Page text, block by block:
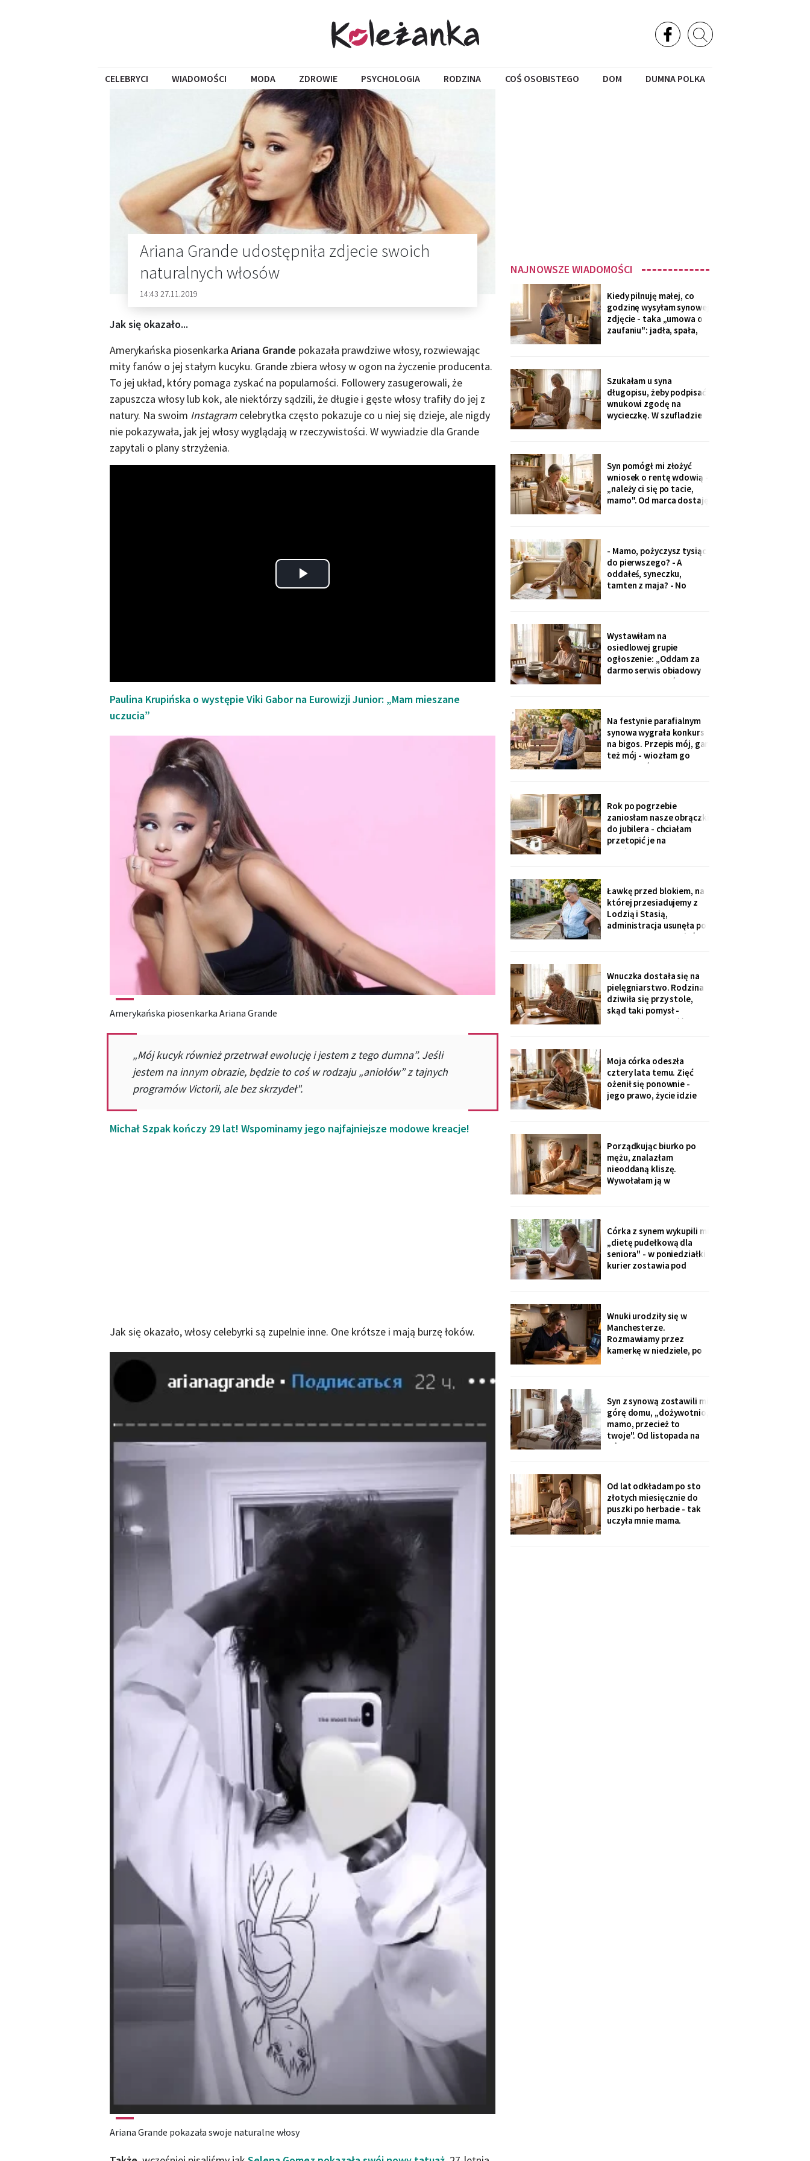
CELEBRYCI WIADOMOŚCI MODA ZDROWIE PSYCHOLOGIA RODZINA COŚ OSOBISTEGO DOM DUMNA POLKA
Ariana Grande udostępniła zdjecie swoich
naturalnych włosów
14:43 27.11.2019
Jak się okazało...
Amerykańska piosenkarka Ariana Grande pokazała prawdziwe włosy, rozwiewając
mity fanów o jej stałym kucyku. Grande zbiera włosy w ogon na życzenie producenta.
To jej układ, który pomaga zyskać na popularności. Followery zasugerowali, że
zapuszcza włosy lub kok, ale niektórzy sądzili, że długie i gęste włosy trafiły do ​​jej z
natury. Na swoim Instagram celebrytka często pokazuje co u niej się dzieje, ale nigdy
nie pokazywała, jak jej włosy wyglądają w rzeczywistości. W wywiadzie dla Grande
zapytali o plany strzyżenia.
Play
Paulina Krupińska o występie Viki Gabor na Eurowizji Junior: „Mam mieszane
uczucia”
Amerykańska piosenkarka Ariana Grande
„Mój kucyk również przetrwał ewolucję i jestem z tego dumna”. Jeśli
jestem na innym obrazie, będzie to coś w rodzaju „aniołów” z tajnych
programów Victorii, ale bez skrzydeł".
Michał Szpak kończy 29 lat! Wspominamy jego najfajniejsze modowe kreacje!
Jak się okazało, włosy celebyrki są zupelnie inne. One krótsze i mają burzę łoków.
Ariana Grande pokazała swoje naturalne włosy
NAJNOWSZE WIADOMOŚCI
Kiedy pilnuję małej, co
godzinę wysyłam synowej
zdjęcie - taka „umowa o
zaufaniu": jadła, spała,
czternastej. Siedem
minut później dzwonił
telefon: „czemu nie ma
zdjęcia, coś się stało?!".
Babeczki
Szukałam u syna
długopisu, żeby podpisać
wnukowi zgodę na
wycieczkę. W szufladzie
ołówkiem: «od
stycznia?».
Syn pomógł mi złożyć
wniosek o rentę wdowią -
„należy ci się po tacie,
mamo". Od marca dostaję
to tatowe pieniądze, a
tata by chciał pomagać
nam, nie tobie".
- Mamo, pożyczysz tysiąc
do pierwszego? - A
oddałeś, syneczku,
tamten z maja? - No
później zadzwoniła
synowa. Zaczęła od tego,
że „babcia podobno robi
problemy".
Wystawiłam na
osiedlowej grupie
ogłoszenie: „Oddam za
darmo serwis obiadowy
na dwanaście osób,
kogo nakrywać". W dwie
godziny napisało
czterdzieści obcych osób.
Z rodziny - nikt, choć
wszyscy tam siedzą.
Na festynie parafialnym
synowa wygrała konkurs
na bigos. Przepis mój, gar
też mój - wiozłam go
rano taksówką, żeby się
mikrofonu: „to stary
przepis z mojej rodziny".
Klaskałam razem ze
wszystkimi.
Rok po pogrzebie
zaniosłam nasze obrączki
do jubilera - chciałam
przetopić je na
pierścionek dla wnuczki.
cicho: „Pani jest złota.
Męża - pozłacana, dobra
imitacja, robota sprzed
lat".
Ławkę przed blokiem, na
której przesiadujemy z
Lodzią i Stasią,
administracja usunęła po
„skargach mieszkańców"
jedenaście podpisów.
Rozpoznałam charakter
pisma córki - ma tu
kawalerkę pod wynajem.
„Mamo, bez przesady
Wnuczka dostała się na
pielęgniarstwo. Rodzina
dziwiła się przy stole,
skąd taki pomysł -
przecież mogła „iść na
podnosząc głowy znad
talerza: „bo widziałam,
jak babcia trzy lata
zajmowała się dziadkiem.
Też chcę tak
Moja córka odeszła
cztery lata temu. Zięć
ożenił się ponownie -
jego prawo, życie idzie
ścian, „bo ciocia nie lubi
na nie patrzeć". Dałam jej
mały album - schowała go
do tornistra jak
Porządkując biurko po
mężu, znalazłam
nieoddaną kliszę.
Wywołałam ją w
roześmiana kobieta przy
ognisku. Na ostatniej
klatce on - młody, z
wąsami, obejmuje ją
ramieniem.
Córka z synem wykupili mi
„dietę pudełkową dla
seniora" - w poniedziałki
kurier zostawia pod
jesteśmy spokojni,
mamo". Od marca nikt nie
przyjechał. Na każdym
pudełku naklejka: moje
imię
Wnuki urodziły się w
Manchesterze.
Rozmawiamy przez
kamerkę w niedziele, po
pięć minut, bo „im się
angielsku, a syn
przetłumaczył ze
śmiechem: „pyta, kim jest
ta pani". Kupiłam zeszyt i
uczę się angielskiego
Syn z synową zostawili mi
górę domu, „dożywotnio,
mamo, przecież to
twoje". Od listopada na
górze grzeje tylko jeden
Rano w moim pokoju jest
czternaście stopni.
Termometr przyniosła mi
wnuczka - ona
Od lat odkładam po sto
złotych miesięcznie do
puszki po herbacie - tak
uczyła mnie mama.